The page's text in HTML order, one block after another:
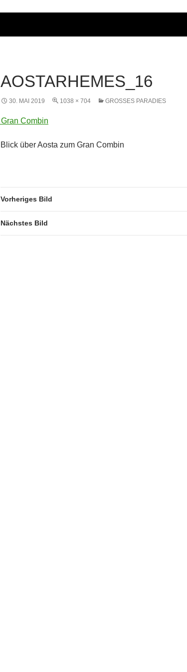
AOSTARHEMES_16
30. MAI 2019 1038 × 704 GROSSES PARADIES
Blick über Aosta zum Gran Combin
Vorheriges Bild
Nächstes Bild